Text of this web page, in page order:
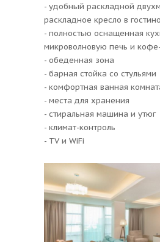
- удобный раскладной
раскладное кресло в
- полностью оснащенная
микроволновую печь и
- обеденная зона
- барная стойка со стульями
- комфортная ванная
- места для хранения
- стиральная машина и утюг
- климат-контроль
- TV и WiFi